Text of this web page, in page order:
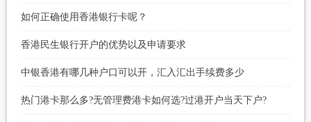
如何正确使用香港银行卡呢？
香港民生银行开户的优势以及申请要求
中银香港有哪几种户口可以开，汇入汇出手续费多少
热门港卡那么多?无管理费港卡如何选?过港开户当天下户?